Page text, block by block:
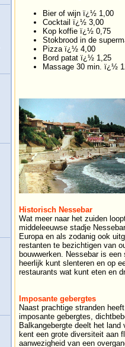
Bier of wijn ï¿½ 1,00
Cocktail ï¿½ 3,00
Kop koffie ï¿½ 0,75
Stokbrood in de
Pizza ï¿½ 4,00
Bord patat ï¿½ 1,25
Massage 30 min. ï¿½
Historisch Nessebar
Wat meer naar het zuiden
middeleeuwse stadje
Europa en als zodanig ook
restanten te bezichtigen van
bouwwerken. Nessebar is
heerlijk kunt slenteren en op
restaurants wat kunt eten en
Imposante gebergtes
Naast prachtige stranden
imposante gebergtes,
Balkangebergte deelt het
kent een grote diversiteit aan
aanwezigheid van een